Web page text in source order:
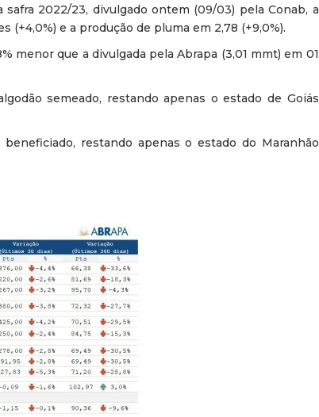
2022/23, divulgado ontem (09/03) pela Conab, a
(+4,0%) e a produção de pluma em 2,78 (+9,0%).
menor que a divulgada pela Abrapa (3,01 mmt) em 01
semeado, restando apenas o estado de Goiás
restando apenas o estado do Maranhão